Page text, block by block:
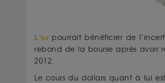
L'orpourrait bénéficier de
rebond de la bourse après avoir
2012.
Le cours du dollars quant à lui